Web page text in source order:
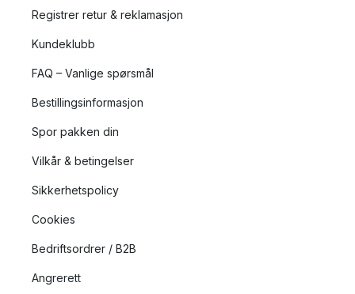
Registrer retur & reklamasjon
Kundeklubb
FAQ – Vanlige spørsmål
Bestillingsinformasjon
Spor pakken din
Vilkår & betingelser
Sikkerhetspolicy
Cookies
Bedriftsordrer / B2B
Angrerett